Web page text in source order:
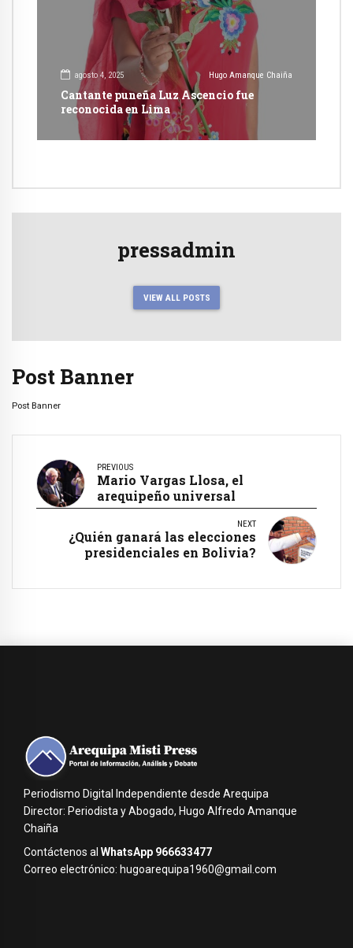
agosto 4, 2025 Hugo Amanque Chaiña
Cantante puneña Luz Ascencio fue
reconocida en Lima
pressadmin
VIEW ALL POSTS
Post Banner
Post Banner
PREVIOUS
Mario Vargas Llosa, el
arequipeño universal
NEXT
¿Quién ganará las elecciones
presidenciales en Bolivia?
Periodismo Digital Independiente desde Arequipa
Director: Periodista y Abogado, Hugo Alfredo Amanque
Chaiña
Contáctenos al WhatsApp 966633477
Correo electrónico: hugoarequipa1960@gmail.com